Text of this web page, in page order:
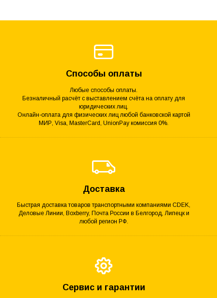
Способы оплаты
Любые способы оплаты.
Безналичный расчёт с выставлением счёта на оплату для
юридических лиц.
Онлайн-оплата для физических лиц любой банковской картой
МИР, Visa, MasterCard, UnionPay комиссия 0%.
Доставка
Быстрая доставка товаров транспортными компаниями CDEK,
Деловые Линии, Boxberry, Почта России в Белгород, Липецк и
любой регион РФ.
Сервис и гарантии